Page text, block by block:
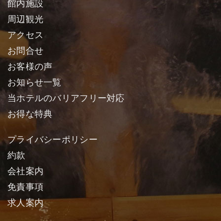
館内施設
周辺観光
アクセス
お問合せ
お客様の声
お知らせ一覧
当ホテルのバリアフリー対応
お得な特典
プライバシーポリシー
約款
会社案内
免責事項
求人案内